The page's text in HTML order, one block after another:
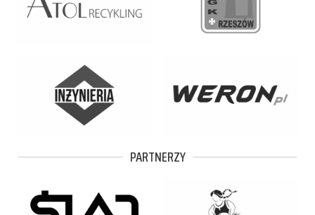
PARTNERZY